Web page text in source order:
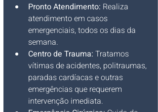
Pronto Atendimento: Realiza
atendimento em casos
emergenciais, todos os dias da
semana.
Centro de Trauma: Tratamos
vítimas de acidentes, politraumas,
paradas cardíacas e outras
emergências que requerem
intervenção imediata.